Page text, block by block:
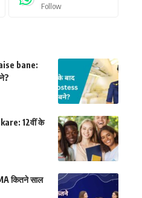
Follow
bane:
12वीं के
कितने साल